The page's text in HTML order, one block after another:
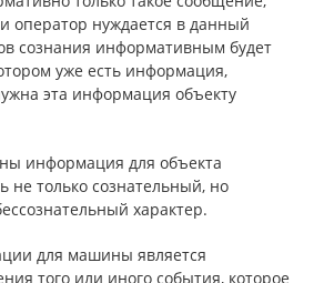
оператор нуждается в данный
сознания информативным будет
уже есть информация,
эта информация объекту
информация для объекта
не только сознательный, но
характер.
для машины является
того или иного события, которое